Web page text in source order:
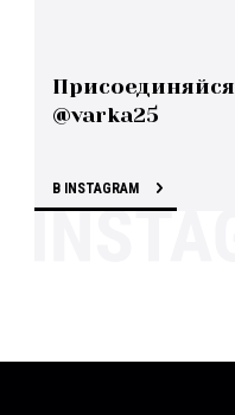
Присоединяйся
@varka25
В INSTAGRAM